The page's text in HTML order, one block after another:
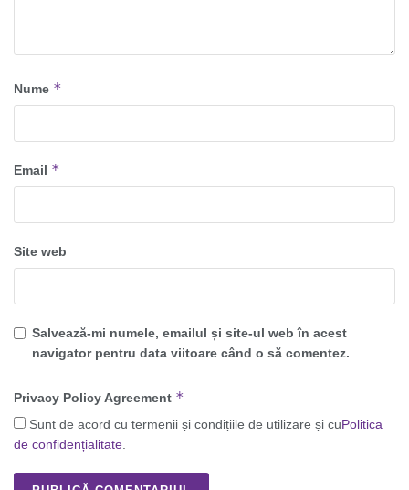
Nume *
Email *
Site web
Salvează-mi numele, emailul și site-ul web în acest
navigator pentru data viitoare când o să comentez.
Privacy Policy Agreement *
Sunt de acord cu termenii și condițiile de utilizare și cuPolitica
de confidențialitate.